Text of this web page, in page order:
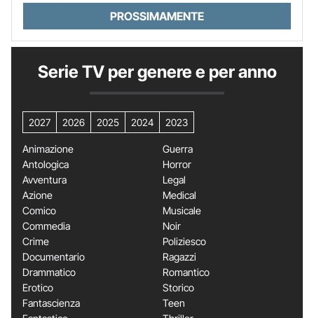
PROSSIMAMENTE
Serie TV per genere e per anno
2027 2026 2025 2024 2023
Animazione
Antologica
Avventura
Azione
Comico
Commedia
Crime
Documentario
Drammatico
Erotico
Fantascienza
Guerra
Horror
Legal
Medical
Musicale
Noir
Poliziesco
Ragazzi
Romantico
Storico
Teen